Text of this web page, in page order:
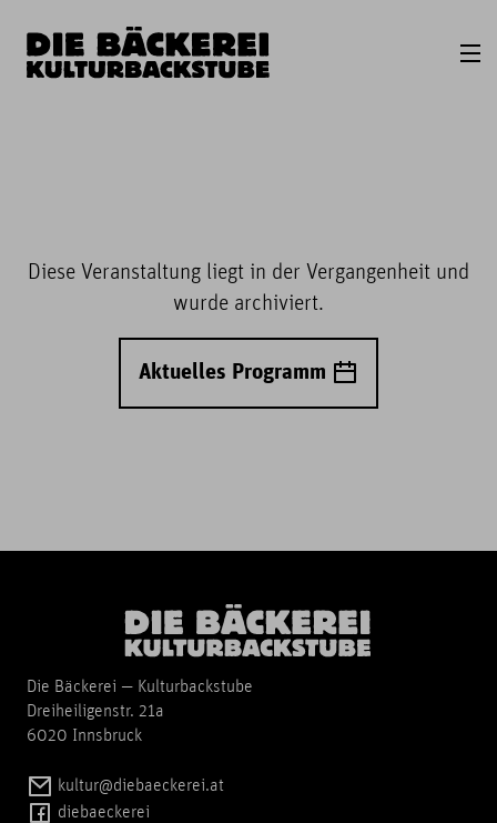
Diese Veranstaltung liegt in der Vergangenheit und
wurde archiviert.
Aktuelles Programm
Die Bäckerei — Kulturbackstube
Dreiheiligenstr. 21a
6020 Innsbruck
kultur@diebaeckerei.at
diebaeckerei